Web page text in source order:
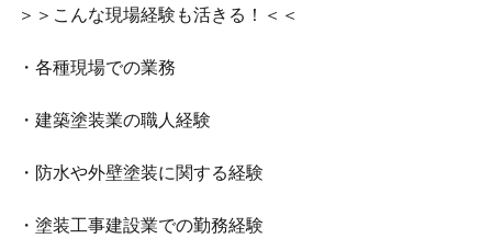
＞＞こんな現場経験も活きる！＜＜
・各種現場での業務
・建築塗装業の職人経験
・防水や外壁塗装に関する経験
・塗装工事建設業での勤務経験